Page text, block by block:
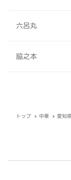
六呂丸
脇之本
トップ 中華 愛知